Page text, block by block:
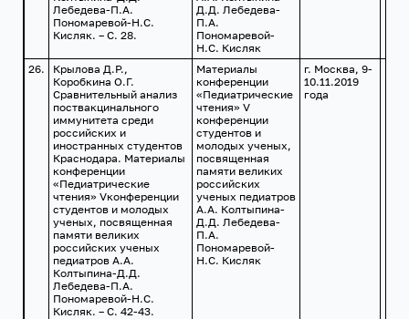
Лебедева-П.А.
Пономаревой-Н.С.
Кисляк. – С. 28.
Д.Д. Лебедева-
П.А.
Пономаревой-
Н.С. Кисляк
26.
Крылова Д.Р.,
Коробкина О.Г.
Сравнительный анализ
поствакцинального
иммунитета среди
российских и
иностранных студентов
Краснодара. Материалы
конференции
«Педиатрические
чтения» Vконференции
студентов и молодых
ученых, посвященная
памяти великих
российских ученых
педиатров А.А.
Колтыпина-Д.Д.
Лебедева-П.А.
Пономаревой-Н.С.
Кисляк. – С. 42-43.
Материалы
конференции
«Педиатрические
чтения» V
конференции
студентов и
молодых ученых,
посвященная
памяти великих
российских
ученых педиатров
А.А. Колтыпина-
Д.Д. Лебедева-
П.А.
Пономаревой-
Н.С. Кисляк
г. Москва, 9-
10.11.2019
года